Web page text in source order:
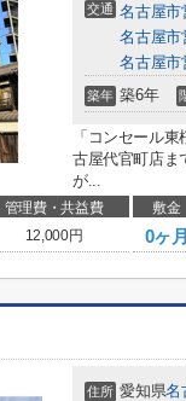
交通 名古屋市
名古屋市
名古屋市
築年 築6年
「コンセール
古屋代官町店ま
が...
管理費・共益費 敷金
12,000円 0ヶ月
住所 愛知県名